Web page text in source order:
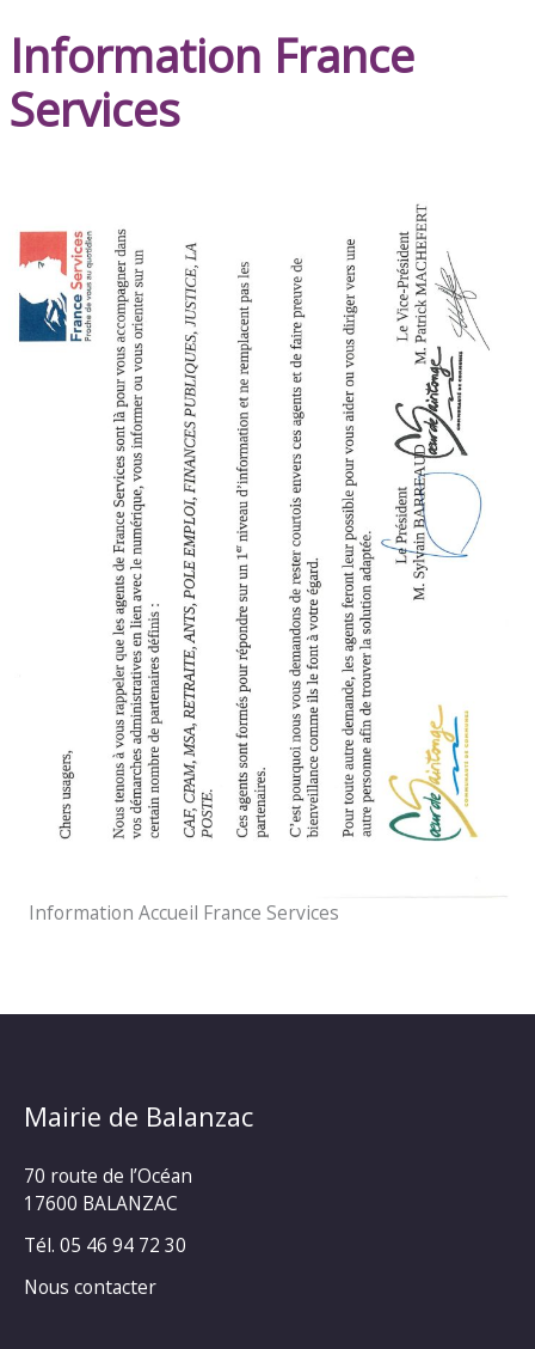
Information France
Services
Information Accueil France Services
Mairie de Balanzac
70 route de l’Océan
17600 BALANZAC
Tél. 05 46 94 72 30
Nous contacter